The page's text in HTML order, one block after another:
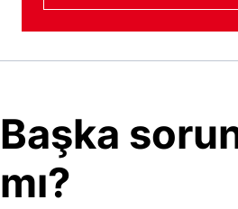
Başka
mı?